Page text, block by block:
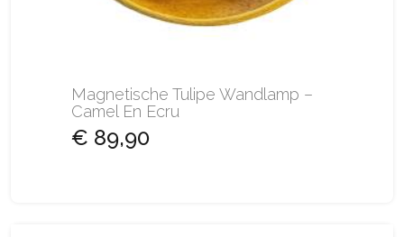
Magnetische Tulipe Wandlamp –
Camel En Ecru
€ 89,90